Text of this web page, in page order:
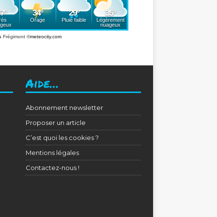
Frégimont©meteocity.com
Aide…
Abonnement newsletter
Proposer un article
C’est quoi les cookies ?
Mentions légales
Contactez-nous !